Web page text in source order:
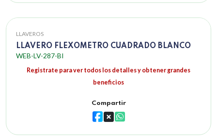
LLAVEROS
LLAVERO FLEXOMETRO CUADRADO BLANCO
WEB-LV-287-BI
Registrate para ver todos los detalles y obtener grandes
beneficios
Compartir